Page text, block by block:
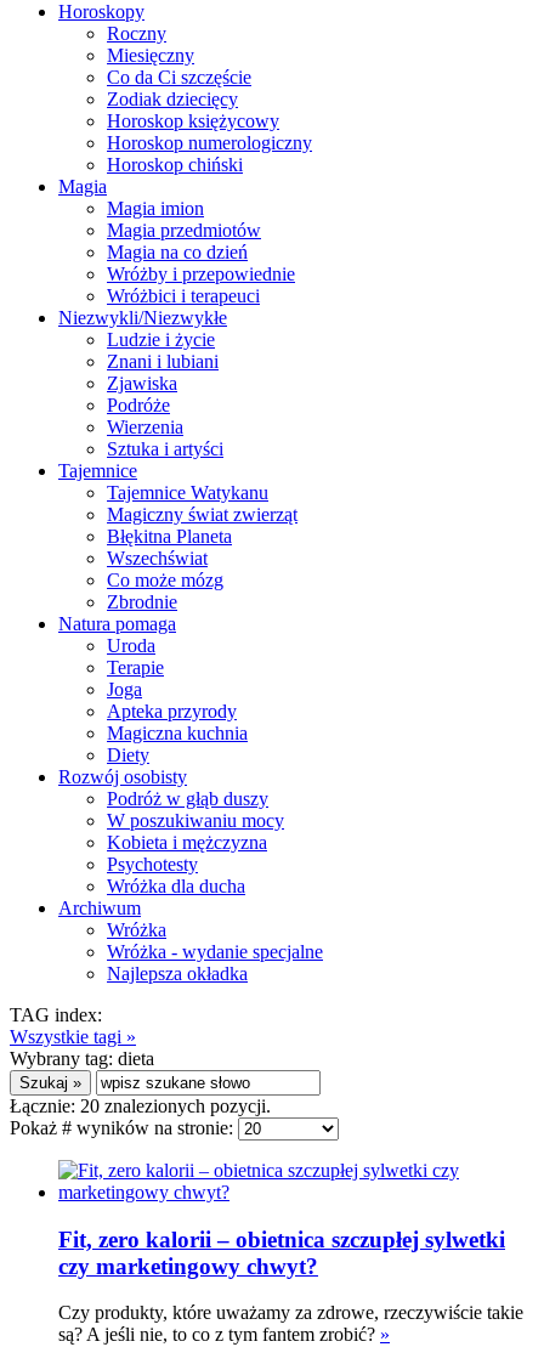
Horoskopy
Roczny
Miesięczny
Co da Ci szczęście
Zodiak dziecięcy
Horoskop księżycowy
Horoskop numerologiczny
Horoskop chiński
Magia
Magia imion
Magia przedmiotów
Magia na co dzień
Wróżby i przepowiednie
Wróżbici i terapeuci
Niezwykli/Niezwykłe
Ludzie i życie
Znani i lubiani
Zjawiska
Podróże
Wierzenia
Sztuka i artyści
Tajemnice
Tajemnice Watykanu
Magiczny świat zwierząt
Błękitna Planeta
Wszechświat
Co może mózg
Zbrodnie
Natura pomaga
Uroda
Terapie
Joga
Apteka przyrody
Magiczna kuchnia
Diety
Rozwój osobisty
Podróż w głąb duszy
W poszukiwaniu mocy
Kobieta i mężczyzna
Psychotesty
Wróżka dla ducha
Archiwum
Wróżka
Wróżka - wydanie specjalne
Najlepsza okładka
TAG index:
Wszystkie tagi »
Wybrany tag: dieta
Łącznie: 20 znalezionych pozycji.
Pokaż # wyników na stronie:
Fit, zero kalorii – obietnica szczupłej sylwetki
czy marketingowy chwyt?
Czy produkty, które uważamy za zdrowe, rzeczywiście takie
są? A jeśli nie, to co z tym fantem zrobić? »